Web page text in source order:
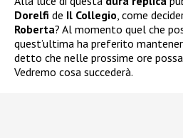
Dorelfi de Il Collegio , come
Roberta? Al momento quel che
quest’ultima ha preferito
detto che nelle prossime ore
Vedremo cosa succederà.